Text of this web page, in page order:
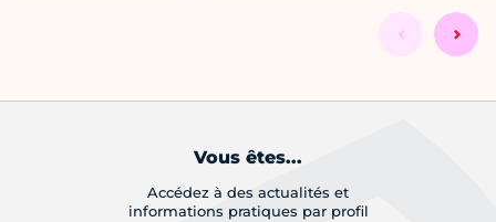
Vous êtes...
Accédez à des actualités et
informations pratiques par profil